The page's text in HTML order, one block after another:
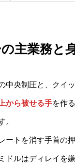
主業務と
中央制圧と、クイ
上から被せる手を作
。
ートを消す手首の
ドルはディレイを